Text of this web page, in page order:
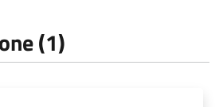
(1)